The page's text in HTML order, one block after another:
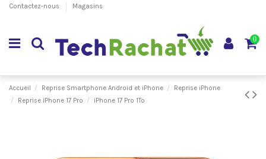
Contactez-nous Magasins
0
Accueil Reprise Smartphone Android et iPhone
Reprise iPhone
Reprise iPhone 17 Pro
iPhone 17 Pro 1To